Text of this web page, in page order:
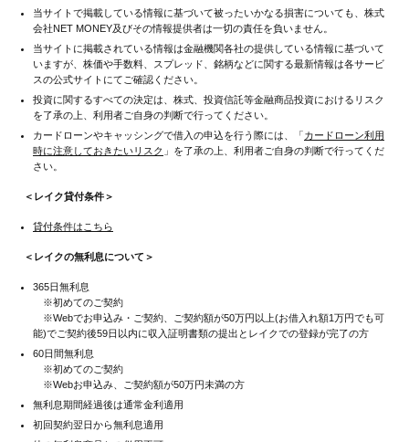
当サイトで掲載している情報に基づいて被ったいかなる損害についても、株式
会社NET MONEY及びその情報提供者は一切の責任を負いません。
当サイトに掲載されている情報は金融機関各社の提供している情報に基づいて
いますが、株価や手数料、スプレッド、銘柄などに関する最新情報は各サービ
スの公式サイトにてご確認ください。
投資に関するすべての決定は、株式、投資信託等金融商品投資におけるリスク
を了承の上、利用者ご自身の判断で行ってください。
カードローンやキャッシングで借入の申込を行う際には、「 カードローン利用
時に注意しておきたいリスク 」を了承の上、利用者ご自身の判断で行ってくだ
さい。
＜レイク貸付条件＞
貸付条件はこちら
＜レイクの無利息について＞
365日無利息
※初めてのご契約
※Webでお申込み・ご契約、ご契約額が50万円以上(お借入れ額1万円でも可
能)でご契約後59日以内に収入証明書類の提出とレイクでの登録が完了の方
60日間無利息
※初めてのご契約
※Webお申込み、ご契約額が50万円未満の方
無利息期間経過後は通常金利適用
初回契約翌日から無利息適用